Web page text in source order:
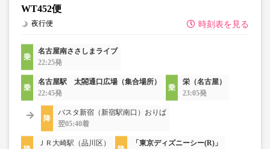
WT452便
時刻表を見る
夜行便
名古屋南ささしまライブ
22:25発
名古屋駅 太閤通口広場（集合場所）
22:45発
栄（名古屋）
23:05発
バスタ新宿（新宿駅南口）おりば
翌05:40着
ＪＲ大崎駅（品川区）
「東京ディズニーシー(R)」